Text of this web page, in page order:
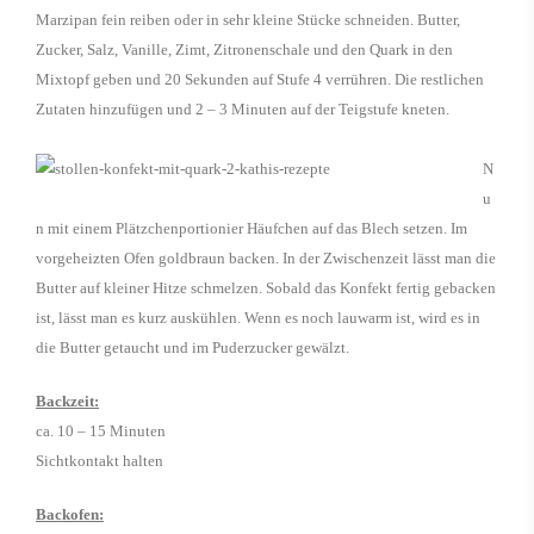
Marzipan fein reiben oder in sehr kleine Stücke schneiden. Butter,
Zucker, Salz, Vanille, Zimt, Zitronenschale und den Quark in den
Mixtopf geben und 20 Sekunden auf Stufe 4 verrühren. Die restlichen
Zutaten hinzufügen und 2 – 3 Minuten auf der Teigstufe kneten.
N
u
n mit einem Plätzchenportionier Häufchen auf das Blech setzen. Im
vorgeheizten Ofen goldbraun backen. In der Zwischenzeit lässt man die
Butter auf kleiner Hitze schmelzen. Sobald das Konfekt fertig gebacken
ist, lässt man es kurz auskühlen. Wenn es noch lauwarm ist, wird es in
die Butter getaucht und im Puderzucker gewälzt.
Backzeit:
ca. 10 – 15 Minuten
Sichtkontakt halten
Backofen: